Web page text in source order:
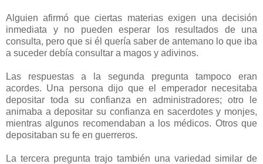
Alguien afirmó que ciertas materias exigen una decisión
inmediata y no pueden esperar los resultados de una
consulta, pero que si él quería saber de antemano lo que iba
a suceder debía consultar a magos y adivinos.
Las respuestas a la segunda pregunta tampoco eran
acordes. Una persona dijo que el emperador necesitaba
depositar toda su confianza en administradores; otro le
animaba a depositar su confianza en sacerdotes y monjes,
mientras algunos recomendaban a los médicos. Otros que
depositaban su fe en guerreros.
La tercera pregunta trajo también una variedad similar de